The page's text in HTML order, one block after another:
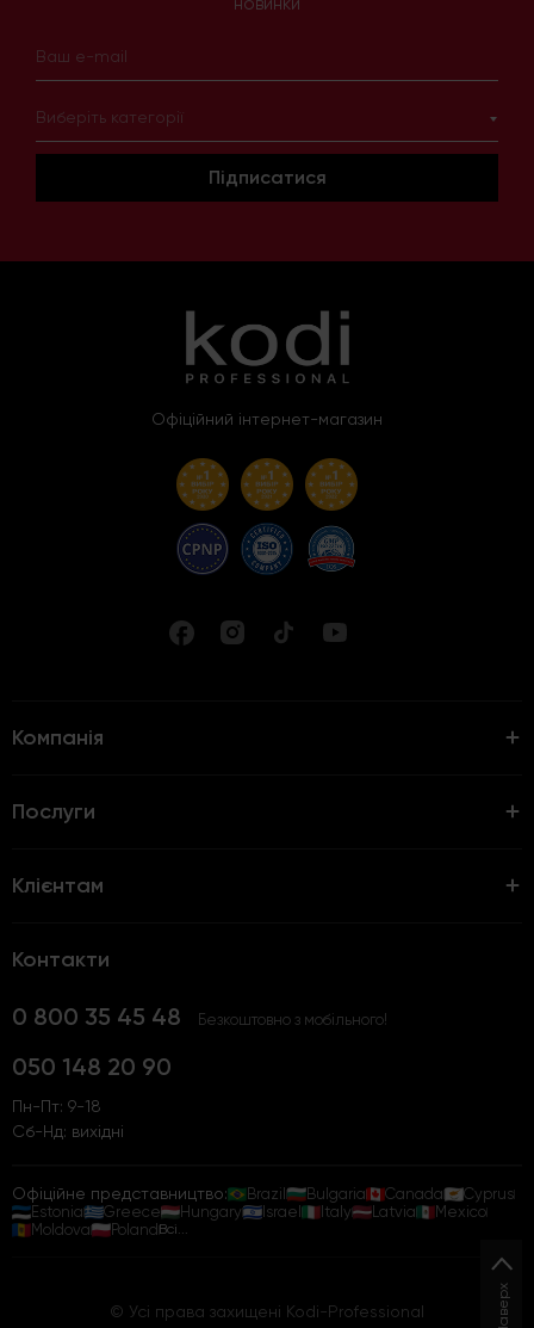
Виберіть категорії
Підписатися
Офіційний інтернет-магазин
Компанія
Послуги
Клієнтам
Контакти
0 800 35 45 48 Безкоштовно з мобільного!
050 148 20 90
Пн-Пт: 9-18
Сб-Нд: вихідні
Офіційне представництво: Brazil Bulgaria Canada
Cyprus
Estonia
Greece Hungary Israel Italy Latvia
Mexico
Moldova
Poland Всі...
© Усі права захищені Kodi-Professional Наверх